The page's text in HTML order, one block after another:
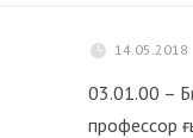
14.05.2018
03.01.00 –
профессор